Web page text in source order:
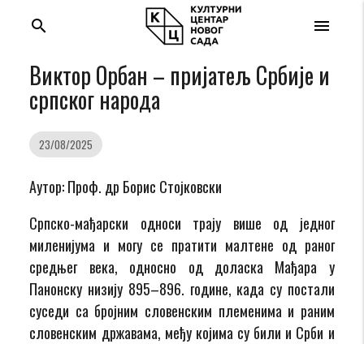
menu
search
Виктор Орбан – пријатељ Србије и
српског народа
23/08/2025
Аутор: Проф. др Борис Стојковски
Српско-мађарски односи трају више од једног
миленијума и могу се пратити малтене од раног
средњег века, односно од доласка Мађара у
Панонску низију 895–896. године, када су постали
суседи са бројним словенским племенима и раним
словенским државама, међу којима су били и Срби и